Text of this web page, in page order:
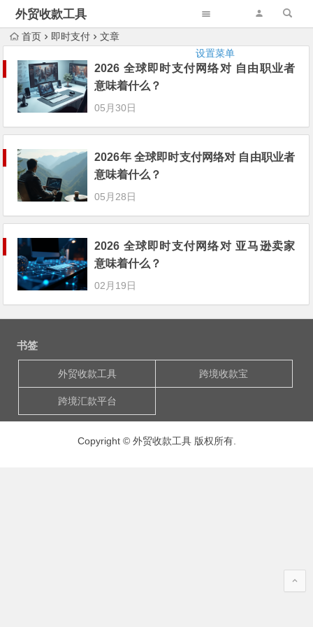
外贸收款工具
设置菜单
首页 即时支付 文章
2026 全球即时支付网络对 自由职业者
意味着什么？
05月30日
2026年 全球即时支付网络对 自由职业者
意味着什么？
05月28日
2026 全球即时支付网络对 亚马逊卖家
意味着什么？
02月19日
书签
外贸收款工具 跨境收款宝
跨境汇款平台
Copyright © 外贸收款工具 版权所有.